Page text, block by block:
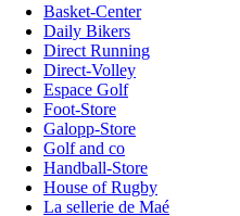
Basket-Center
Daily Bikers
Direct Running
Direct-Volley
Espace Golf
Foot-Store
Galopp-Store
Golf and co
Handball-Store
House of Rugby
La sellerie de Maé